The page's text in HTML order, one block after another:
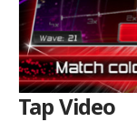
Tap Video